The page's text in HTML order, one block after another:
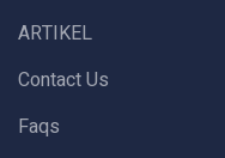
ARTIKEL
Contact Us
Faqs